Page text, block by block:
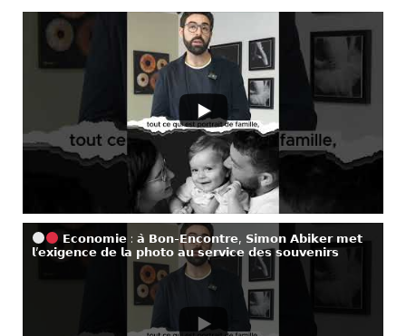
𝗘𝗰𝗼𝗻𝗼𝗺𝗶𝗲 : 𝗮̀ 𝗕𝗼𝗻-𝗘𝗻𝗰𝗼𝗻𝘁𝗿𝗲, 𝗦𝗶𝗺𝗼𝗻 𝗔𝗯𝗶𝗸𝗲𝗿 𝗺𝗲𝘁
𝗹’𝗲𝘅𝗶𝗴𝗲𝗻𝗰𝗲 𝗱𝗲 𝗹𝗮 𝗽𝗵𝗼𝘁𝗼 𝗮𝘂 𝘀𝗲𝗿𝘃𝗶𝗰𝗲 𝗱𝗲𝘀 𝘀𝗼𝘂𝘃𝗲𝗻𝗶𝗿𝘀